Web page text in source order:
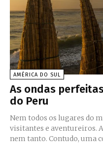
AMÉRICA DO SUL
As ondas
do Peru
Nem todos os lugares do
visitantes e aventureiros.
nem tanto. Contudo,